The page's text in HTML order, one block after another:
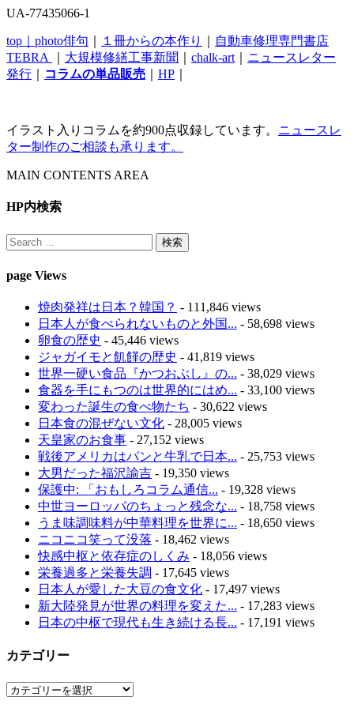
UA-77435066-1
top｜ photo俳句 １冊からの本作り
自動車修理専門書店
TEBRA
大規模修繕工事新聞 chalk-art
ニュースレター
発行
コラムの単品販売 HP
イラスト入りコラムを約900点収録しています。 ニュースレ
ター制作のご相談も承ります。
MAIN CONTENTS AREA
HP内検索
page Views
焼肉発祥は日本？韓国？ - 111,846 views
日本人が食べられないものと外国... - 58,698 views
卵食の歴史 - 45,446 views
ジャガイモと飢饉の歴史 - 41,819 views
世界一硬い食品『かつおぶし』の... - 38,029 views
食器を手にもつのは世界的にはめ... - 33,100 views
変わった誕生の食べ物たち - 30,622 views
日本食の混ぜない文化 - 28,005 views
天皇家のお食事 - 27,152 views
戦後アメリカはパンと牛乳で日本... - 25,753 views
大男だった福沢諭吉 - 19,350 views
保護中: 「おもしろコラム通信... - 19,328 views
中世ヨーロッパのちょっと残念な... - 18,758 views
うま味調味料が中華料理を世界に... - 18,650 views
ニコニコ笑って没落 - 18,462 views
快感中枢と依存症のしくみ - 18,056 views
栄養過多と栄養失調 - 17,645 views
日本人が愛した大豆の食文化 - 17,497 views
新大陸発見が世界の料理を変えた... - 17,283 views
日本の中枢で現代も生き続ける長... - 17,191 views
カテゴリー
カ